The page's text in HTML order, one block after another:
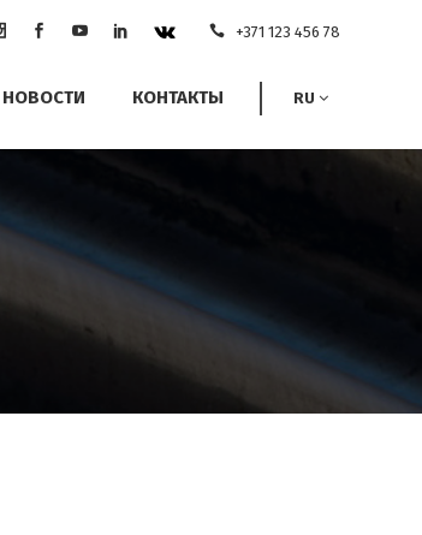
+371 123 456 78
НОВОСТИ КОНТАКТЫ RU